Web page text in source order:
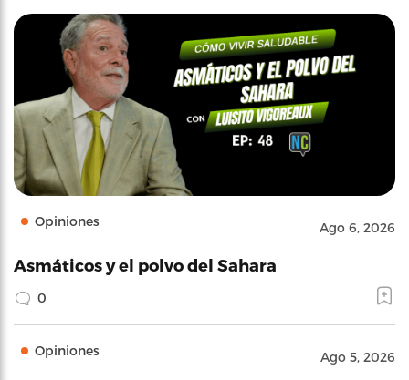
Opiniones Ago 6, 2026
Asmáticos y el polvo del Sahara
0
Opiniones Ago 5, 2026